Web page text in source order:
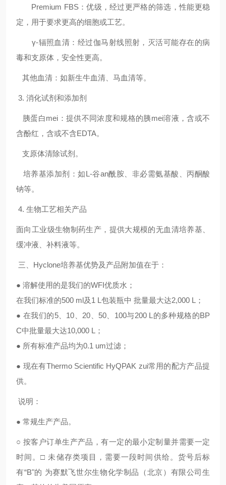
Premium FBS：优级，经过更严格的筛选，性能更稳
定，用于要求更高的细胞或工艺。
γ-辐照血清：经过伽马射线照射，灭活可能存在的病
毒和支原体，安全性更高。
其他血清：如新生牛血清、马血清等。
3. 消化试剂和添加剂
胰蛋白mei：提供不同浓度和规格的胰mei溶液，含或不
含酚红，含或不含EDTA。
支原体清除试剂。
培养基添加剂：如L-谷an酰胺、非必需氨基酸、丙酮酸
钠等。
4. 生物工艺相关产品
面向工业级生物制药生产，提供大规模的无血清培养基、
缓冲液、补料液等。
三、 Hyclone培养基优势及产品附加值在于：
● 溶解使用的是我们的WFI优质水；
在我们标准的500 ml及 1 L 包装瓶中 批量最大达2,000 L
；
● 在我们的5、 10 20 50 100与200 L 的多种规格的BP
C中批量最大达10,000 L
；
● 所有标准产品均为0.1 um过滤；
● 现在有Thermo Scientific HyQPAK zui常用的配方产品提
供。
说明：
● 常规生产产品。
○ 按客户订单生产产品，有一定的最小定制量并需要一定
时间。□ 未储存类项目，需要一段时间供给。货号后标
有“B"的 为赛默飞世尔生物化学制品（北京）有限公司生